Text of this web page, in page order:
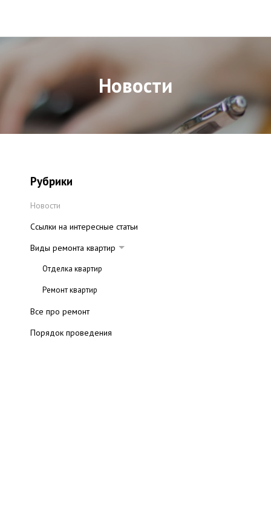
Новости
Рубрики
Новости
Ссылки на интересные статьи
Виды ремонта квартир
Отделка квартир
Ремонт квартир
Все про ремонт
Порядок проведения